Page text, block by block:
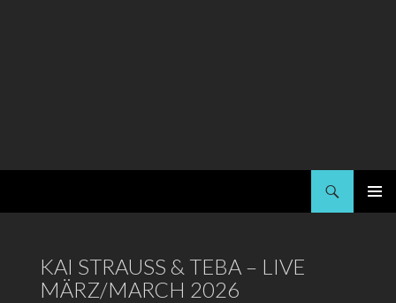
KAI STRAUSS & TEBA – LIVE
MÄRZ/MARCH 2026